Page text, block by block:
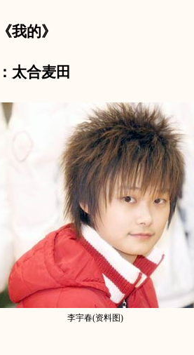
的》
合麦田
李宇春(资料图)